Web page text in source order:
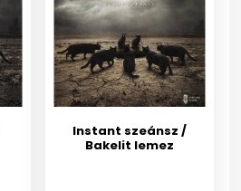
Instant szeánsz /
Bakelit lemez